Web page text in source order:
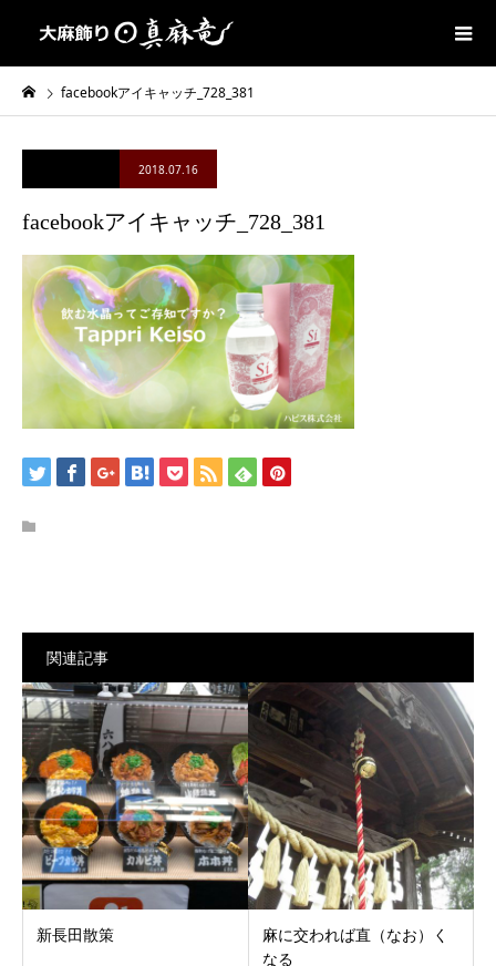
facebookアイキャッチ_728_381
2018.07.16
facebookアイキャッチ_728_381
関連記事
新長田散策
麻に交われば直（なお）く
なる